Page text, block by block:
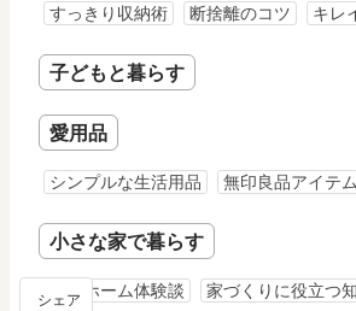
すっきり収納術 断捨離のコツ キレ
子どもと暮らす
愛用品
シンプルな生活用品 無印良品アイテム
小さな家で暮らす
マイホーム体験談
家づくりに役立つ
シェア